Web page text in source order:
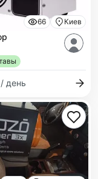
66 Киев
/ день